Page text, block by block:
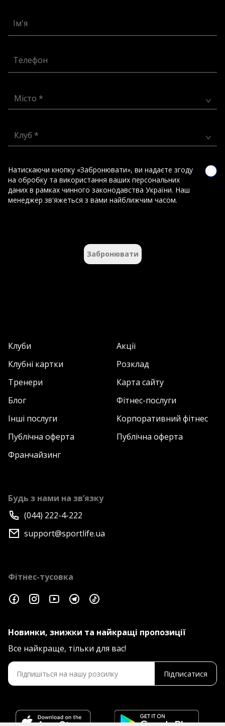
Ім'я
Телефон
Місто *
Клуб *
Натискаючи кнопку «Забронювати», ви надаєте згоду
на обробку та використання ваших персональних
даних в рамках чинного законодавства України. Наш
менеджер зв'яжеться з вами найближчим часом.
Забронювати
Клуби
Акції
Клубні картки
Розклад
Тренери
Карта сайту
Блог
Фітнес-послуги
Інші послуги
Корпоративний фітнес
Публічна оферта
Публічна оферта
Франчайзинг
Будь з нами на зв’язку
(044) 222-4-222
support@sportlife.ua
Фітнес-тусовка
Новинки, знижки та найкращі пропозиції
Все найкраще, тільки для вас!
Підписатися